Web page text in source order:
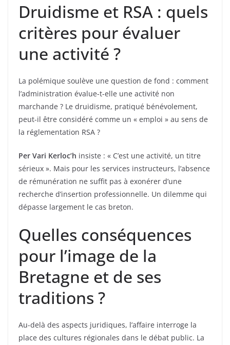
Druidisme et RSA : quels
critères pour évaluer
une activité ?
La polémique soulève une question de fond : comment
l’administration évalue-t-elle une activité non
marchande ? Le druidisme, pratiqué bénévolement,
peut-il être considéré comme un « emploi » au sens de
la réglementation RSA ?
Per Vari Kerloc’h insiste : « C’est une activité, un titre
sérieux ». Mais pour les services instructeurs, l’absence
de rémunération ne suffit pas à exonérer d’une
recherche d’insertion professionnelle. Un dilemme qui
dépasse largement le cas breton.
Quelles conséquences
pour l’image de la
Bretagne et de ses
traditions ?
Au-delà des aspects juridiques, l’affaire interroge la
place des cultures régionales dans le débat public. La